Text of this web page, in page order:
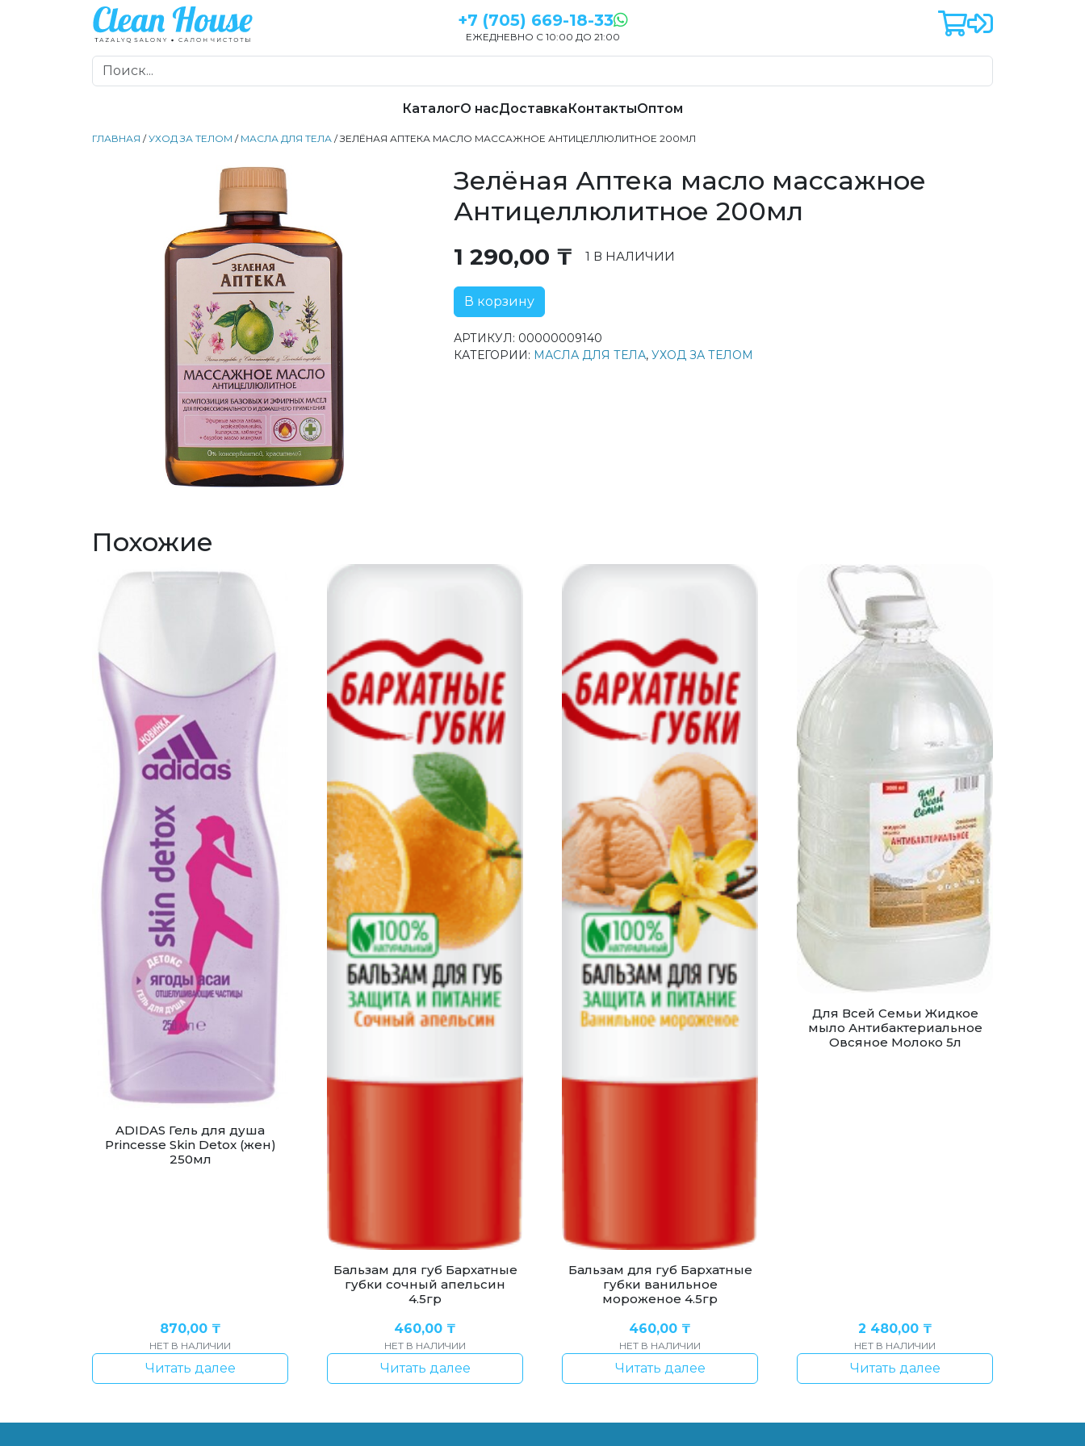
+7 (705) 669-18-33
ЕЖЕДНЕВНО С 10:00 ДО 21:00
КаталогО насДоставкаКонтактыОптом
ГЛАВНАЯ /УХОД ЗА ТЕЛОМ / МАСЛА ДЛЯ ТЕЛА / ЗЕЛЁНАЯ АПТЕКА МАСЛО МАССАЖНОЕ АНТИЦЕЛЛЮЛИТНОЕ 200МЛ
Зелёная Аптека масло массажное
Антицеллюлитное 200мл
1 290,00 ₸ 1 В НАЛИЧИИ
В корзину
АРТИКУЛ: 00000009140
КАТЕГОРИИ: МАСЛА ДЛЯ ТЕЛА, УХОД ЗА ТЕЛОМ
Похожие
ADIDAS Гель для душа
Princesse Skin Detox (жен)
250мл
870,00 ₸
НЕТ В НАЛИЧИИ
Читать далее
Бальзам для губ Бархатные
губки сочный апельсин
4.5гр
460,00 ₸
НЕТ В НАЛИЧИИ
Читать далее
Бальзам для губ Бархатные
губки ванильное
мороженое 4.5гр
460,00 ₸
НЕТ В НАЛИЧИИ
Читать далее
Для Всей Семьи Жидкое
мыло Антибактериальное
Овсяное Молоко 5л
2 480,00 ₸
НЕТ В НАЛИЧИИ
Читать далее